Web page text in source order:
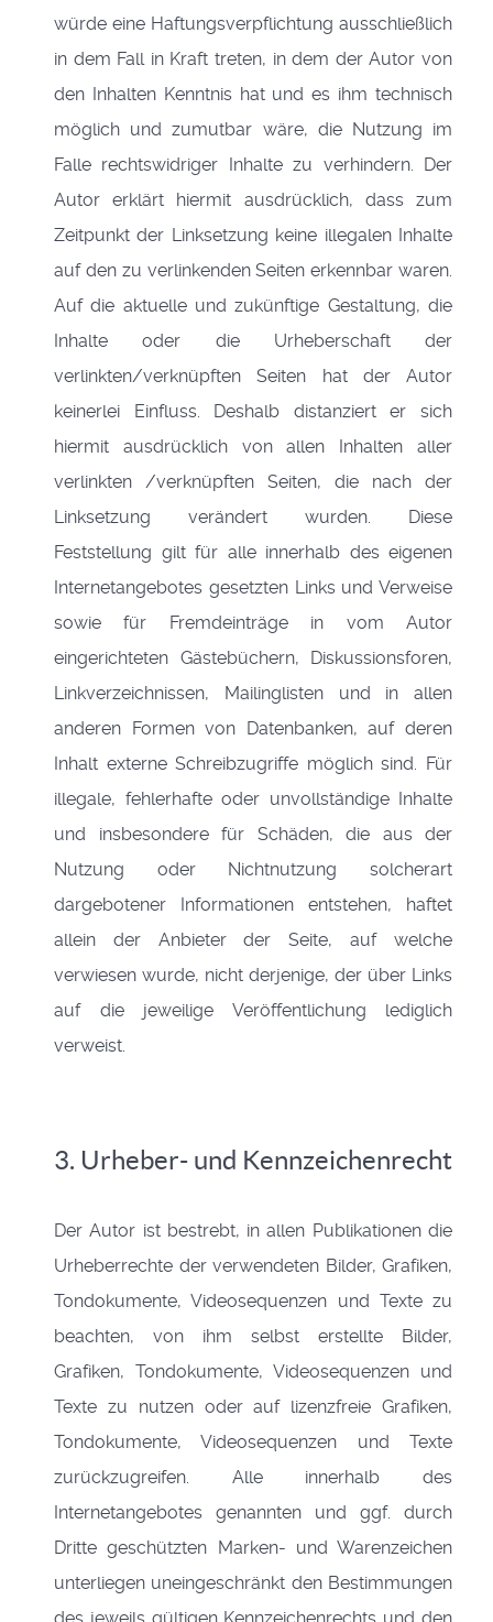
würde eine Haftungsverpflichtung ausschließlich
in dem Fall in Kraft treten, in dem der Autor von
den Inhalten Kenntnis hat und es ihm technisch
möglich und zumutbar wäre, die Nutzung im
Falle rechtswidriger Inhalte zu verhindern. Der
Autor erklärt hiermit ausdrücklich, dass zum
Zeitpunkt der Linksetzung keine illegalen Inhalte
auf den zu verlinkenden Seiten erkennbar waren.
Auf die aktuelle und zukünftige Gestaltung, die
Inhalte oder die Urheberschaft der
verlinkten/verknüpften Seiten hat der Autor
keinerlei Einfluss. Deshalb distanziert er sich
hiermit ausdrücklich von allen Inhalten aller
verlinkten /verknüpften Seiten, die nach der
Linksetzung verändert wurden. Diese
Feststellung gilt für alle innerhalb des eigenen
Internetangebotes gesetzten Links und Verweise
sowie für Fremdeinträge in vom Autor
eingerichteten Gästebüchern, Diskussionsforen,
Linkverzeichnissen, Mailinglisten und in allen
anderen Formen von Datenbanken, auf deren
Inhalt externe Schreibzugriffe möglich sind. Für
illegale, fehlerhafte oder unvollständige Inhalte
und insbesondere für Schäden, die aus der
Nutzung oder Nichtnutzung solcherart
dargebotener Informationen entstehen, haftet
allein der Anbieter der Seite, auf welche
verwiesen wurde, nicht derjenige, der über Links
auf die jeweilige Veröffentlichung lediglich
verweist.
3. Urheber- und Kennzeichenrecht
Der Autor ist bestrebt, in allen Publikationen die
Urheberrechte der verwendeten Bilder, Grafiken,
Tondokumente, Videosequenzen und Texte zu
beachten, von ihm selbst erstellte Bilder,
Grafiken, Tondokumente, Videosequenzen und
Texte zu nutzen oder auf lizenzfreie Grafiken,
Tondokumente, Videosequenzen und Texte
zurückzugreifen. Alle innerhalb des
Internetangebotes genannten und ggf. durch
Dritte geschützten Marken- und Warenzeichen
unterliegen uneingeschränkt den Bestimmungen